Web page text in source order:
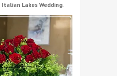
Italian Lakes Wedding